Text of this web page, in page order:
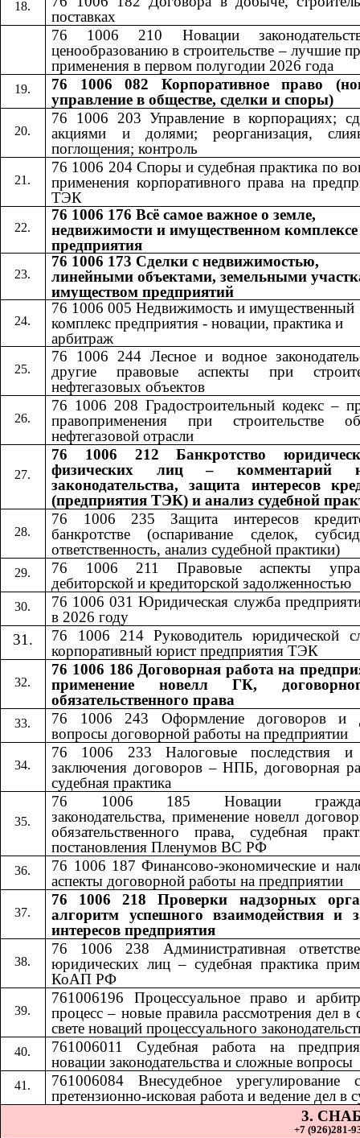
поставках
76 1006 210 Новации
ценообразованию в строительстве – лучшие
применения в первом полугодии 2026 года
76 1006 082 Корпоративное право
управление в обществе, сделки и споры)
76 1006 203 Управление в корпорациях;
акциями и долями; реорганизация,
поглощения; контроль
76 1006 204 Споры и судебная практика по
применения корпоративного права на
ТЭК
76 1006 176 Всё самое важное о земле,
недвижимости и имущественном комплексе
предприятия
76 1006 173 Сделки с недвижимостью,
линейными объектами, земельными
имуществом предприятий
76 1006 005 Недвижимость и имущественный
комплекс предприятия - новации, практика и
арбитраж
76 1006 244 Лесное и водное
другие правовые аспекты при
нефтегазовых объектов
76 1006 208 Градостроительный кодекс –
правоприменения при строительстве
нефтегазовой отрасли
76 1006 212 Банкротство
физических лиц – комментарий
законодательства, защита интересов
(предприятия ТЭК) и анализ судебной
76 1006 235 Защита интересов
банкротстве (оспаривание сделок,
ответственность, анализ судебной практики)
76 1006 211 Правовые аспекты
дебиторской и кредиторской задолженностью
76 1006 031 Юридическая служба
в 2026 году
76 1006 214 Руководитель юридической
корпоративный юрист предприятия ТЭК
76 1006 186 Договорная работа на
применение новелл ГК,
обязательственного права
76 1006 243
Оформление договоров и
вопросы договорной работы на предприятии
76 1006 233 Налоговые последствия и
заключения договоров – НПБ, договорная
судебная практика
76 1006 185 Новации
законодательства, применение новелл
обязательственного права, судебная
постановления Пленумов ВС РФ
76 1006 187 Финансово-экономические и
аспекты договорной работы на предприятии
76 1006 218 Проверки надзорных
алгоритм успешного взаимодействия и
интересов предприятия
76 1006 238 Административная
юридических лиц – судебная практика
КоАП РФ
761006196 Процессуальное право и
процесс – новые правила рассмотрения дел в
свете новаций процессуального
761006011 Судебная работа на
новации законодательства и сложные вопросы
761006084 Внесудебное урегулирование
претензионно-исковая работа и ведение дел в
3.
+7 (926)281-